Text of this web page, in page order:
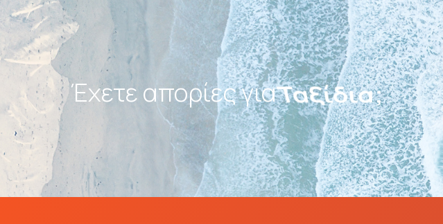
Έχετε απορίες γιαΠακέτα;